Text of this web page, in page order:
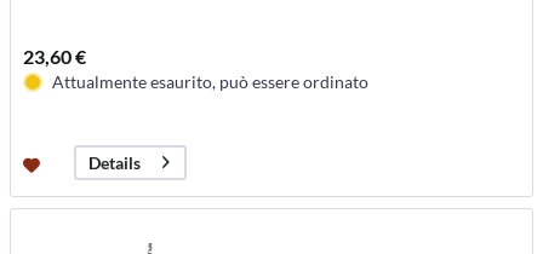
23,60 €
Attualmente esaurito, può essere ordinato
Details